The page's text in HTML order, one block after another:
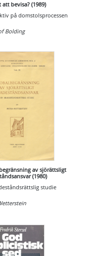
att bevisa? (1989)
på domstolsprocessen
Bolding
av sjörättsligt
(1980)
studie